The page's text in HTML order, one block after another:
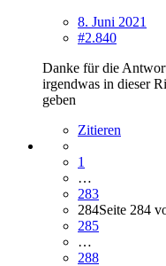
8. Juni 2021
#2.840
Danke für die
irgendwas in dieser
geben
Zitieren
1
…
283
284Seite 284
285
…
288